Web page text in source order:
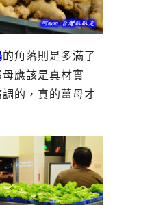
的角落則是多滿了
應該是真材實
的，真的薑母才